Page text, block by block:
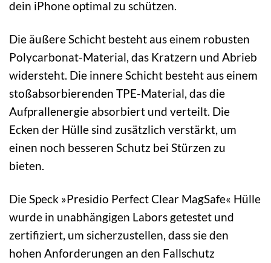
dein iPhone optimal zu schützen.
Die äußere Schicht besteht aus einem robusten
Polycarbonat-Material, das Kratzern und Abrieb
widersteht. Die innere Schicht besteht aus einem
stoßabsorbierenden TPE-Material, das die
Aufprallenergie absorbiert und verteilt. Die
Ecken der Hülle sind zusätzlich verstärkt, um
einen noch besseren Schutz bei Stürzen zu
bieten.
Die Speck »Presidio Perfect Clear MagSafe« Hülle
wurde in unabhängigen Labors getestet und
zertifiziert, um sicherzustellen, dass sie den
hohen Anforderungen an den Fallschutz